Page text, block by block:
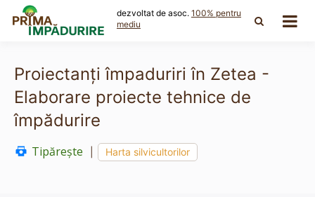
content
dezvoltat de asoc. 100% pentru
mediu
Proiectanți împaduriri în Zetea -
Elaborare proiecte tehnice de
împădurire
Tipărește Harta silvicultorilor